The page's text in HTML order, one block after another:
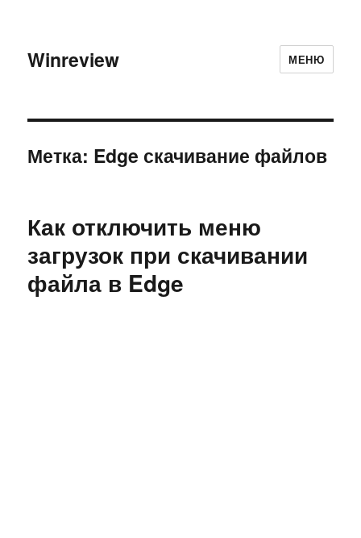
Winreview МЕНЮ
Метка: Edge скачивание файлов
Как отключить меню
загрузок при скачивании
файла в Edge